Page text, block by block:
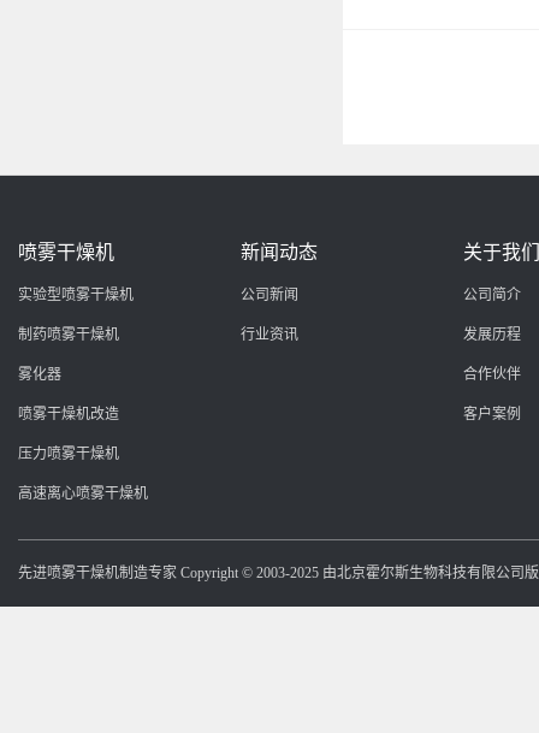
喷雾干燥机
实验型喷雾干燥机
制药喷雾干燥机
雾化器
喷雾干燥机改造
压力喷雾干燥机
高速离心喷雾干燥机
新闻动态
公司新闻
行业资讯
关于我们
公司简介
发展历程
合作伙伴
客户案例
先进喷雾干燥机制造专家 Copyright © 2003-2025 由北京霍尔斯生物科技有限公司